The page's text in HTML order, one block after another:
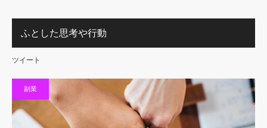
ふとした思考や行動
ツイート
副業